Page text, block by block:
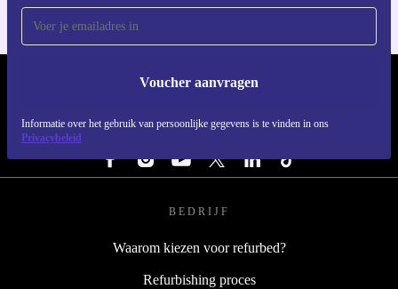
Voucher aanvragen
Informatie over het gebruik van persoonlijke gegevens is te vinden in ons
Privacybeleid
REFURBED NEDERLAND - RETHINK NEW.
VOLG ONS
BEDRIJF
Waarom kiezen voor refurbed?
Refurbishing proces